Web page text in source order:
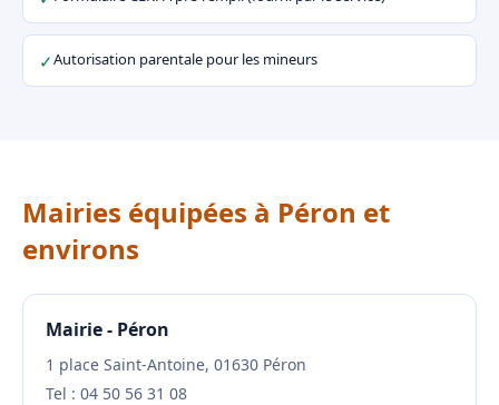
✓Autorisation parentale pour les mineurs
Mairies équipées à Péron et
environs
Mairie - Péron
1 place Saint-Antoine, 01630 Péron
Tel : 04 50 56 31 08